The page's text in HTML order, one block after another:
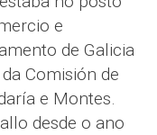
e
de Galicia
Comisión de
e Montes.
desde o ano